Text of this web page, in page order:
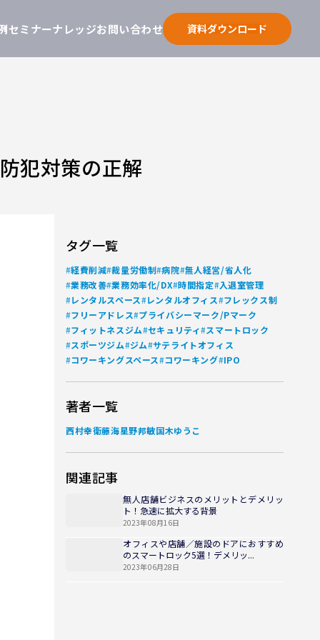
セミナーナレッジお問い合わせ 資料ダウンロード
犯対策の正解
タグ一覧
経費削減
# 裁量労働制
# 病院
# 無人経営/省人化
#
業務改善
# 業務効率化/DX
# 時間指定
# 入退室管理
#
レンタルスペース
# レンタルオフィス
# フレックス制
#
フリーアドレス
# プライバシーマーク/Pマーク
#
フィットネスジム
# セキュリティ
# スマートロック
#
スポーツジム
# ジム
# サテライトオフィス
#
コワーキングスペース
# コワーキング
# IPO
#
著者一覧
西村幸衛藤海星野邦敏国木ゆうこ
関連記事
無人店舗ビジネスのメリットとデメリッ
ト！急速に拡大する背景
2023年08月16日
オフィスや店舗／施設のドアにおすすめ
のスマートロック5選！デメリッ...
2023年06月28日